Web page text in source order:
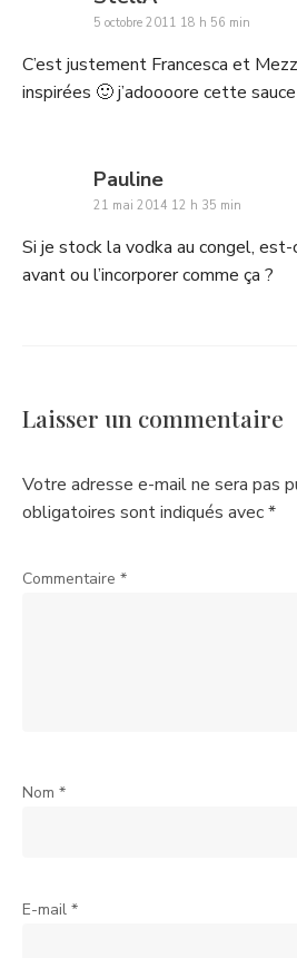
5 octobre 2011 18 h 56 min
C’est justement Francesca et
inspirées 🙂 j’adoooore cette
Paulinesays:
21 mai 2014 12 h 35 min
Si je stock la vodka au congel,
avant ou l’incorporer comme ça ?
Laisser un commentaire
Votre adresse e-mail ne sera pas
obligatoires sont indiqués avec*
Commentaire *
Nom *
E-mail *